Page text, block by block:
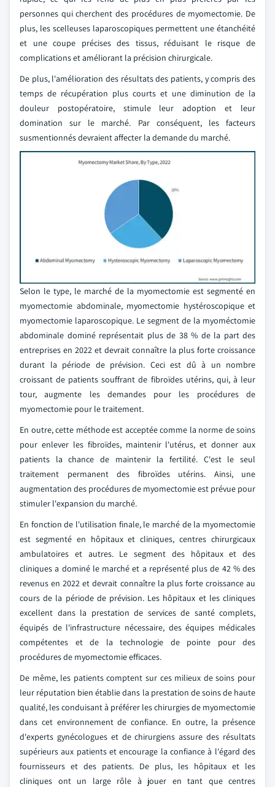
personnes qui cherchent des procédures de myomectomie. De
plus, les scelleuses laparoscopiques permettent une étanchéité
et une coupe précises des tissus, réduisant le risque de
complications et améliorant la précision chirurgicale.
De plus, l'amélioration des résultats des patients, y compris des
temps de récupération plus courts et une diminution de la
douleur postopératoire, stimule leur adoption et leur
domination sur le marché. Par conséquent, les facteurs
susmentionnés devraient affecter la demande du marché.
Selon le type, le marché de la myomectomie est segmenté en
myomectomie abdominale, myomectomie hystéroscopique et
myomectomie laparoscopique. Le segment de la myoméctomie
abdominale dominé représentait plus de 38 % de la part des
entreprises en 2022 et devrait connaître la plus forte croissance
durant la période de prévision. Ceci est dû à un nombre
croissant de patients souffrant de fibroïdes utérins, qui, à leur
tour, augmente les demandes pour les procédures de
myomectomie pour le traitement.
En outre, cette méthode est acceptée comme la norme de soins
pour enlever les fibroïdes, maintenir l'utérus, et donner aux
patients la chance de maintenir la fertilité. C'est le seul
traitement permanent des fibroïdes utérins. Ainsi, une
augmentation des procédures de myomectomie est prévue pour
stimuler l'expansion du marché.
En fonction de l'utilisation finale, le marché de la myomectomie
est segmenté en hôpitaux et cliniques, centres chirurgicaux
ambulatoires et autres. Le segment des hôpitaux et des
cliniques a dominé le marché et a représenté plus de 42 % des
revenus en 2022 et devrait connaître la plus forte croissance au
cours de la période de prévision. Les hôpitaux et les cliniques
excellent dans la prestation de services de santé complets,
équipés de l'infrastructure nécessaire, des équipes médicales
compétentes et de la technologie de pointe pour des
procédures de myomectomie efficaces.
De même, les patients comptent sur ces milieux de soins pour
leur réputation bien établie dans la prestation de soins de haute
qualité, les conduisant à préférer les chirurgies de myomectomie
dans cet environnement de confiance. En outre, la présence
d'experts gynécologues et de chirurgiens assure des résultats
supérieurs aux patients et encourage la confiance à l'égard des
fournisseurs et des patients. De plus, les hôpitaux et les
cliniques ont un large rôle à jouer en tant que centres